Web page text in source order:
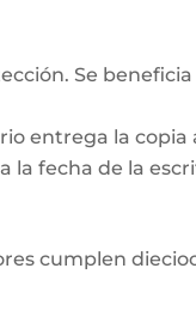
Se
entrega la copia
fecha de la
cumplen